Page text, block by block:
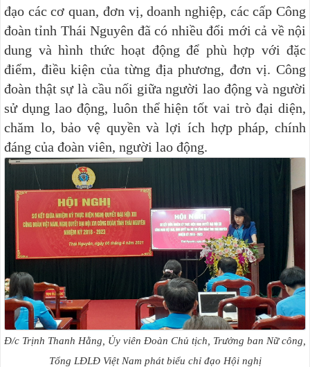
đạo các cơ quan, đơn vị, doanh nghiệp, các cấp Công
đoàn tỉnh Thái Nguyên đã có nhiều đổi mới cả về nội
dung và hình thức hoạt động để phù hợp với đặc
điểm, điều kiện của từng địa phương, đơn vị. Công
đoàn thật sự là cầu nối giữa người lao động và người
sử dụng lao động, luôn thể hiện tốt vai trò đại diện,
chăm lo, bảo vệ quyền và lợi ích hợp pháp, chính
đáng của đoàn viên, người lao động.
Đ/c Trịnh Thanh Hằng, Ủy viên Đoàn Chủ tịch, Trưởng ban Nữ công,
Tổng LĐLĐ Việt Nam phát biểu chỉ đạo Hội nghị